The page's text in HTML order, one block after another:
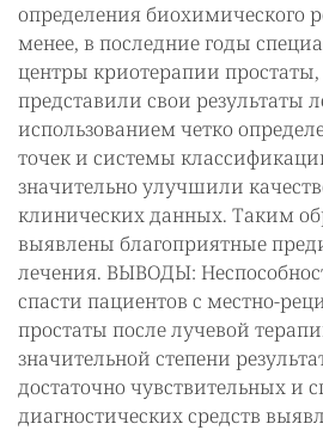
определения биохимического
менее, в последние годы
центры криотерапии
представили свои результаты
использованием четко
точек и системы
значительно улучшили
клинических данных. Таким
выявлены благоприятные
лечения. ВЫВОДЫ:
спасти пациентов с местно-
простаты после лучевой
значительной степени
достаточно чувствительных и
диагностических средств